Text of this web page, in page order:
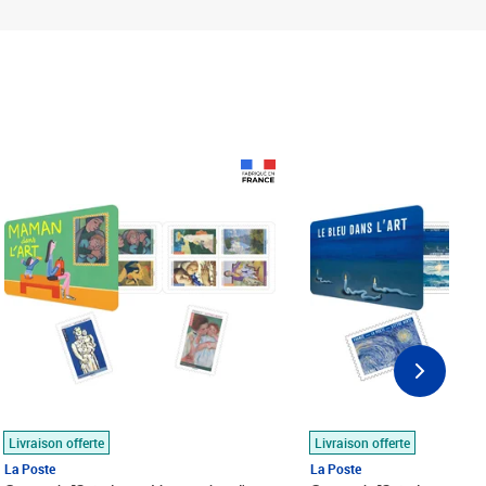
Livraison offerte
La Poste
Livraison offerte
La Poste